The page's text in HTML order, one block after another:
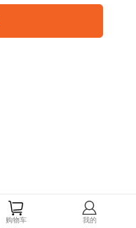
购物车 我的